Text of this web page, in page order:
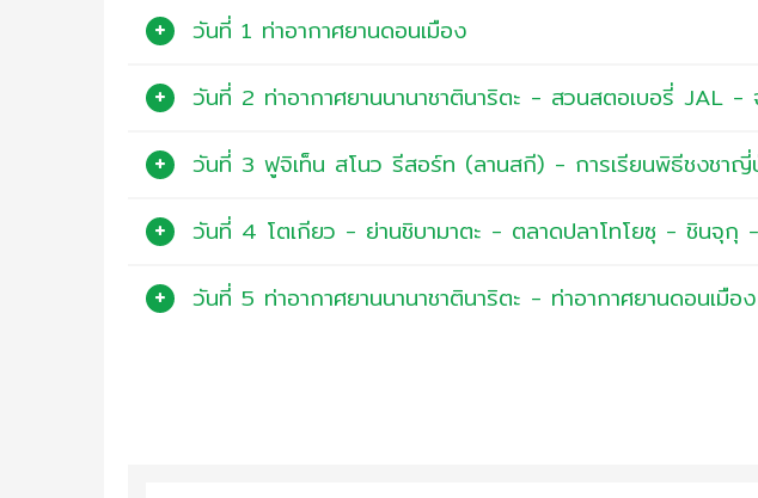
วันที่ 1 ท่าอากาศยานดอนเมือง
วันที่ 2 ท่าอากาศยานนานาชาตินาริตะ - สวนสตอเบอรี่ JAL -
วันที่ 3 ฟูจิเท็น สโนว รีสอร์ท (ลานสกี) - การเรียนพิธีชงชาญี่
วันที่ 4 โตเกียว - ย่านชิบามาตะ - ตลาดปลาโทโยซุ - ชินจุกุ -
วันที่ 5 ท่าอากาศยานนานาชาตินาริตะ - ท่าอากาศยานดอนเมือง